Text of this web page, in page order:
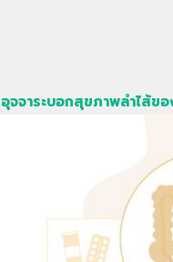
อุจจาระบอกสุขภาพลำไส้ข